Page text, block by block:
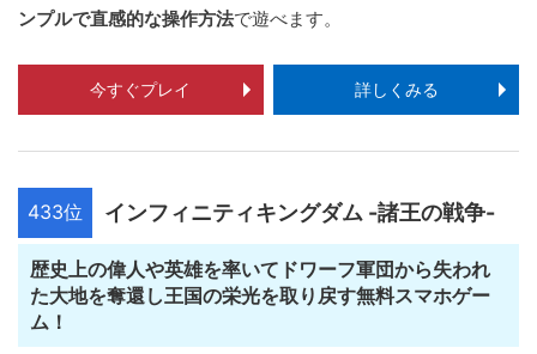
ンプルで直感的な操作方法で遊べます。
今すぐプレイ 詳しくみる
433位 インフィニティキングダム -諸王の戦争-
歴史上の偉人や英雄を率いてドワーフ軍団から失われ
た大地を奪還し王国の栄光を取り戻す無料スマホゲー
ム！